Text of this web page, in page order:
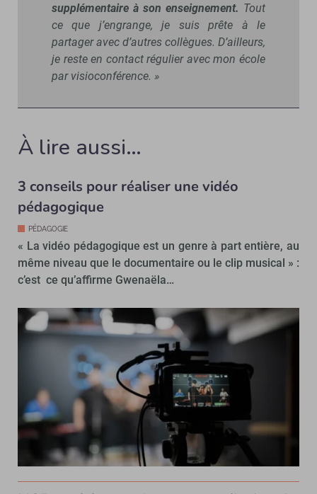
supplémentaire à son enseignement. Tout
ce que j’engrange, je suis prête à le
partager avec d’autres collègues. D’ailleurs,
je reste en contact régulier avec mon école
par visioconférence. »
À lire aussi…
3 conseils pour réaliser une vidéo
pédagogique
PÉDAGOGIE
« La vidéo pédagogique est un genre à part entière, au
même niveau que le documentaire ou le clip musical » :
c’est ce qu’affirme Gwenaëla…